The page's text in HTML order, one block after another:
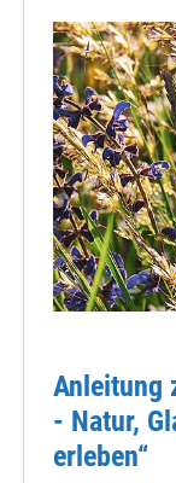
Anleitung
- Natur,
erleben“